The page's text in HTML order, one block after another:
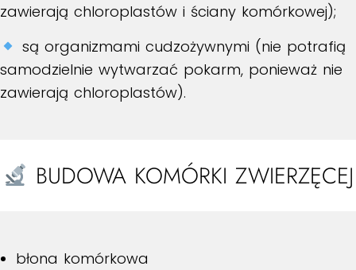
zawierają chloroplastów i ściany komórkowej);
są organizmami cudzożywnymi (nie potrafią
samodzielnie wytwarzać pokarm, ponieważ nie
zawierają chloroplastów).
BUDOWA KOMÓRKI ZWIERZĘCEJ
błona komórkowa